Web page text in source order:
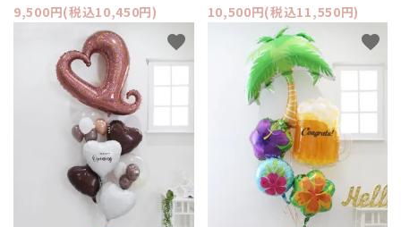
9,500円(税込10,450円)
10,500円(税込11,550円)
favorite favorite